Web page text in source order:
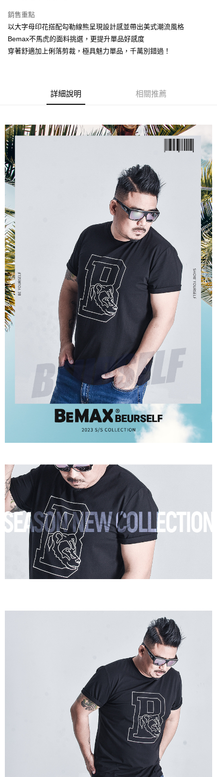
相關說明
AFTEE先享後付是「在收到商品之後才付款」的支付方式。 讓您購物簡單
便利好安心！
１．簡單：不需註冊會員、不需綁卡、不需儲值。
２．便利：只要手機號碼，簡訊認證，即可結帳。
１．於結帳方式選擇「AFTEE先享後付」後，將跳轉至「AFTEE先享後付」
結帳頁面，進行簡訊認證並確認金額後，即可完成結帳。
ATM／網路銀行／等多元方式進行付款，方視為交易完成。
※ 請注意：結帳手續完成當下不需立刻繳費，但若您需要取消訂單，請聯絡
購買商品的店家。未經商家同意取消之訂單仍視為有效，需透過AFTEE先享
※ 交易是否成功請以「AFTEE先享後付 」之結帳頁面顯示為準，若有關於
是否繳費成功／繳費後需取消欲退款等相關疑問，請聯繫「AFTEE先享後付
客戶支援中心」
https://netprotections.freshdesk.com/support/home
１．透過由恩沛科技股份有限公司提供之「AFTEE先享後付」服務完成之交
易，需依本服務之必要範圍內提供個人資料，並將交易相關給付款項請求債
權轉讓予恩沛科技股份有限公司。
２．關於個人資料處理事宜，請瀏覽以下網址：
https://aftee.tw/terms/#terms3
３．未成年的使用者請事先徵得法定代理人或監護人之同意方可使用
「AFTEE先享後付」，若未經同意申辦者引起之損失，本公司不負相關責
任。
４．使用「AFTEE先享後付」時，將依據個別帳號之用戶狀況，依本公司即
時審查核予不同之上限額度；若仍有額度不足之情形，本公司將視審查結果
請求用戶進行身份認證。
５．嚴禁一人註冊多個帳號或使用他人資訊註冊。若發現惡意使用之情形，
恩沛科技股份有限公司將有權停止該用戶之使用額度並採取法律行動。
ATM付款
運送方式
宅配
每筆NT$80，滿NT$1,200(含以上)免運費
銷售重點
以大字母印花搭配勾勒線熊呈現設計感並帶出美式潮流風格
Bemax不馬虎的面料挑選，更提升單品好感度
穿著舒適加上俐落剪裁，極具魅力單品，千萬別錯過！
詳細說明 相關推薦